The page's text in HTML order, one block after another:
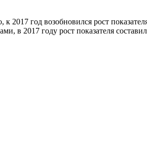
2017 год возобновился рост
в 2017 году рост показателя